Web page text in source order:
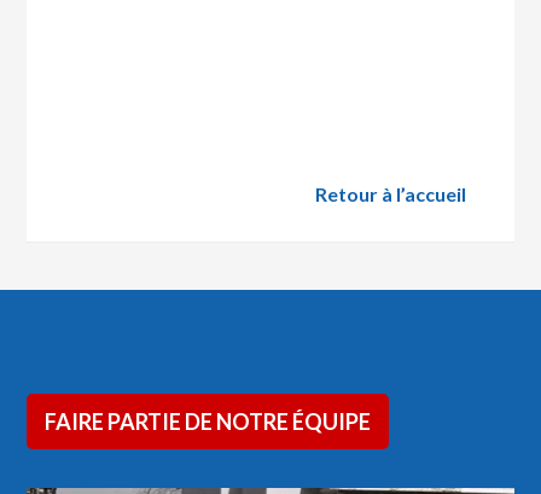
Retour à l’accueil
FAIRE PARTIE DE NOTRE ÉQUIPE